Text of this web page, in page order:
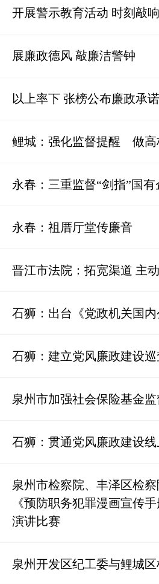
开展警示教育活动 时刻敲
展廉政德风 敲廉洁警钟
以上率下 张榜公布廉政承诺
鲤城：强化监督提醒 做高
永春：三重监督“剑指”国有
永春：祖厝厅堂传廉音
晋江市法院：拓宽渠道 主
石狮：出台《党政机关国内
石狮：建立党风廉政建设巡
泉州市加强社会保险基金
石狮：贯通党风廉政建设
泉州市检察院、丰泽区检
《预防职务犯罪漫画宣传
演讲比赛
泉州开发区纪工委与鲤城